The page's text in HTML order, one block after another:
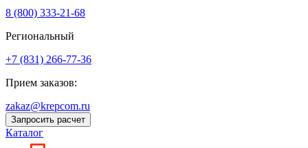
8 (800) 333‑21-68
Региональный
+7 (831) 266-77-36
Прием заказов:
zakaz@krepcom.ru
Запросить расчет
Каталог